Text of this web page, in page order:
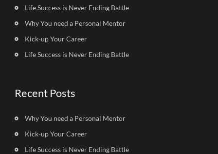
Life Success is Never Ending Battle
Why You need a Personal Mentor
Kick-up Your Career
Life Success is Never Ending Battle
Recent Posts
Why You need a Personal Mentor
Kick-up Your Career
Life Success is Never Ending Battle